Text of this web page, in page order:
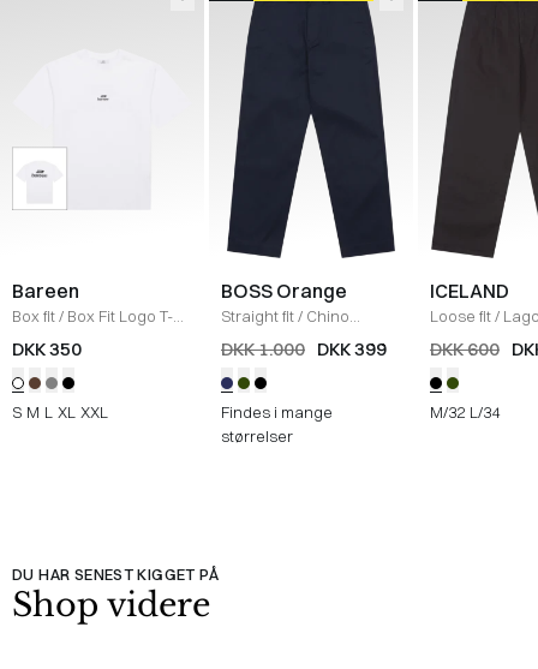
Bareen
Box fit/ Box Fit Logo T-
shirt /WHITE
DKK 350
S M L XL XXL
BOSS Orange
Straight fit/ Chino
Straight /NAVY
DKK 1.000 DKK 399
Findes i mange
størrelser
ICELAND
Loose fit/
Bukser /
DKK 600
M/32 L/34
DU HAR SENEST KIGGET PÅ
Shop videre